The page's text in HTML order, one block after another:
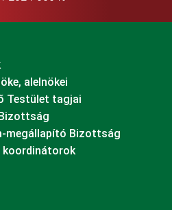
alelnökei
Testület tagjai
megállapító Bizottság
koordinátorok